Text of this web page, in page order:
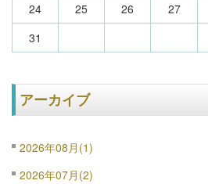
24
25 26 27
31
アーカイブ
2026年08月(1)
2026年07月(2)